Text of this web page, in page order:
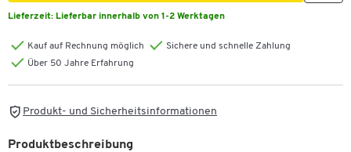
Lieferzeit: Lieferbar innerhalb von 1-2 Werktagen
Kauf auf Rechnung möglich
Sichere und schnelle Zahlung
Über 50 Jahre Erfahrung
Produkt- und Sicherheitsinformationen
Produktbeschreibung